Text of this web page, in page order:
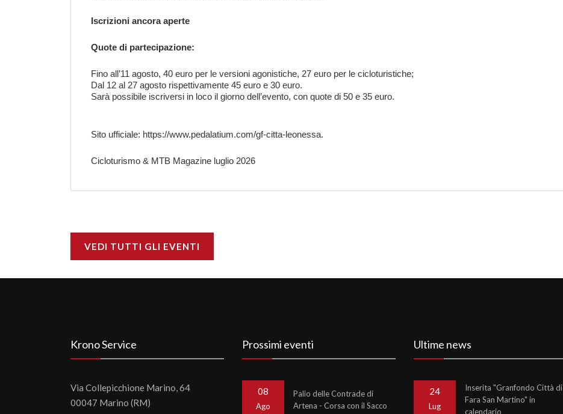
Iscrizioni ancora aperte
Quote di partecipazione:
Fino all’11 agosto, 40 euro per le versioni agonistiche, 27 euro per le cicloturistiche;
Dal 12 al 27 agosto rispettivamente 45 euro e 30 euro.
Sarà possibile iscriversi in loco il giorno dell’evento, con quote di 50 e 35 euro.
Sito ufficiale: https://www.pedalatium.com/gf-citta-leonessa.
Cicloturismo & MTB Magazine luglio 2026
VEDI TUTTI GLI EVENTI
Krono Service
Via Collepicchione Marino, 64
00047 Marino (RM)
Prossimi eventi
08
Ago
Palio delle Contrade di
Artena - Corsa con il Sacco
Ultime news
24
Lug
Inserita "Granfondo Città di
Fara San Martino" in
calendario